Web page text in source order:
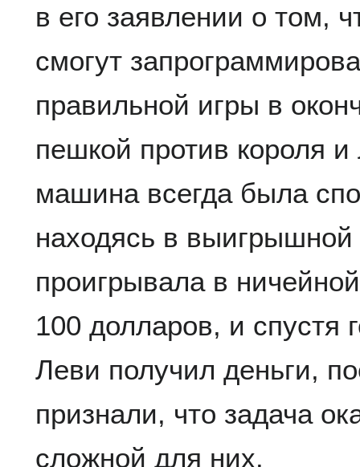
в его заявлении о том,
смогут
правильной игры в
пешкой против короля
машина всегда была
находясь в выигрышной
проигрывала в
100 долларов, и спустя
Леви получил деньги,
признали, что задача
сложной для них.